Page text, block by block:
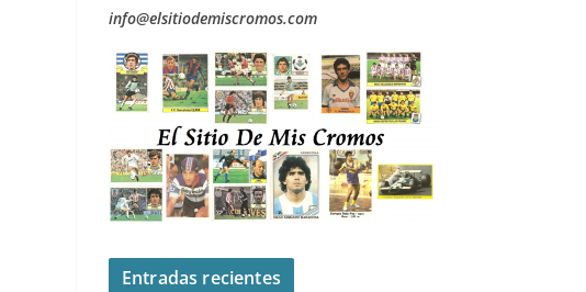
info@elsitiodemiscromos.com
Entradas recientes